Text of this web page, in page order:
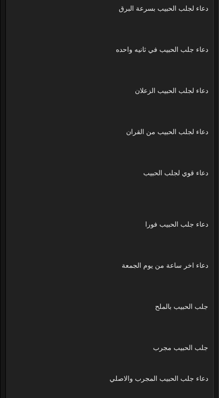
دعاء لجلب الحبيب بسرعة البرق
دعاء جلب الحبيب في ثانيه واحده
دعاء لجلب الحبيب الزعلان
دعاء لجلب الحبيب من القران
دعاء قوي لجلب الحبيب
دعاء جلب الحبيب فورا
دعاء اخر ساعة من يوم الجمعة
جلب الحبيب بالملح
جلب الحبيب مجرب
دعاء جلب الحبيب المجرب والاصلي